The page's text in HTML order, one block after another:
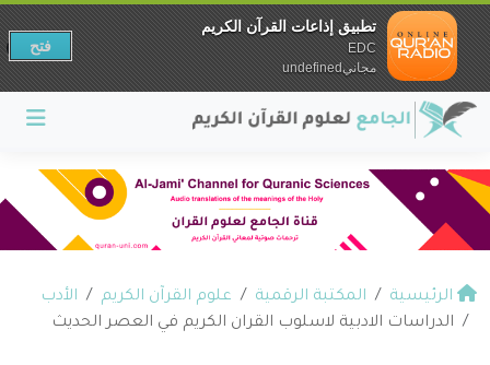
الرئيسية المكتبة الرقمية علوم القرآن الكريم
الأدب
الدراسات الادبية لاسلوب القران الكريم في العصر الحديث
تطبيق إذاعات القرآن الكريم
EDC
مجانيundefined
فتح